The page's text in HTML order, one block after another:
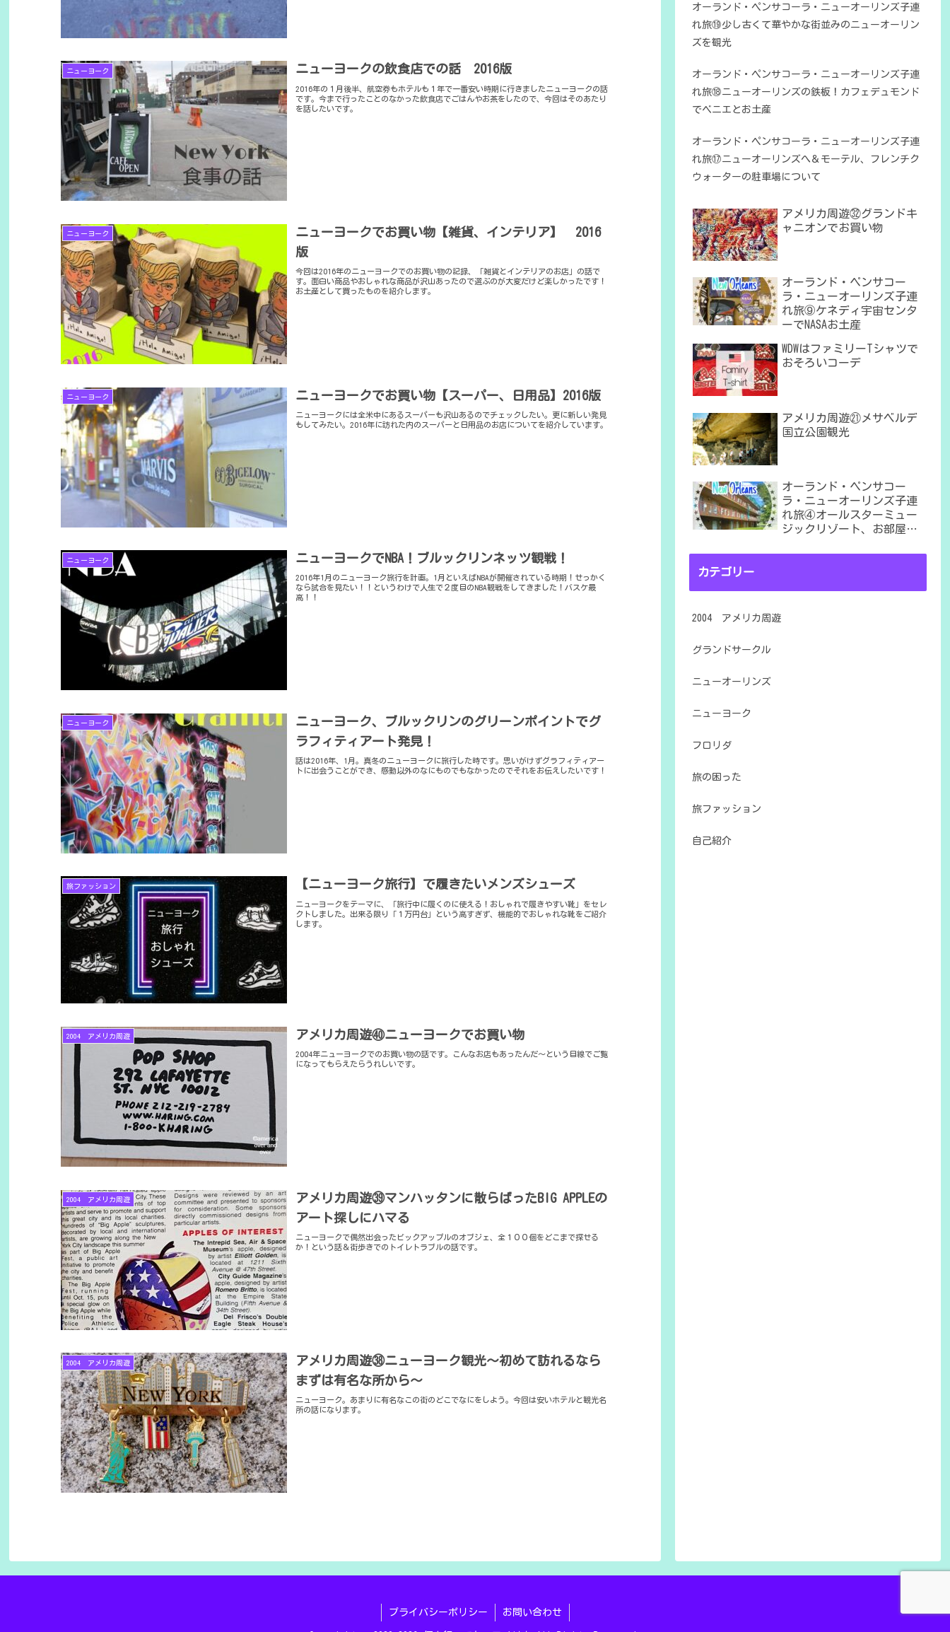
ニューヨーク ニューヨークの飲食店での話 2016版
2016年の１月後半、航空券もホテルも１年で一番安い時期に行きましたニューヨークの話
です。今まで行ったことのなかった飲食店でごはんやお茶をしたので、今回はそのあたり
を話したいです。
ニューヨーク
ニューヨークでお買い物【雑貨、インテリア】 2016
版
今回は2016年のニューヨークでのお買い物の記録、「雑貨とインテリアのお店」の話で
す。面白い商品やおしゃれな商品が沢山あったので選ぶのが大変だけど楽しかったです！
お土産として買ったものを紹介します。
ニューヨーク ニューヨークでお買い物【スーパー、日用品】2016版
ニューヨークには全米中にあるスーパーも沢山あるのでチェックしたい。更に新しい発見
もしてみたい。2016年に訪れた内のスーパーと日用品のお店についてを紹介しています。
ニューヨーク ニューヨークでNBA！ブルックリンネッツ観戦！
2016年1月のニューヨーク旅行を計画。1月といえばNBAが開催されている時期！せっかく
なら試合を見たい！！というわけで人生で２度目のNBA観戦をしてきました！バスケ最
高！！
ニューヨーク
ニューヨーク、ブルックリンのグリーンポイントでグ
ラフィティアート発見！
話は2016年、1月。真冬のニューヨークに旅行した時です。思いがけずグラフィティアー
トに出会うことができ、感動以外のなにものでもなかったのでそれをお伝えしたいです！
旅ファッション 【ニューヨーク旅行】で履きたいメンズシューズ
ニューヨークをテーマに、「旅行中に履くのに使える！おしゃれで履きやすい靴」をセレ
クトしました。出来る限り「１万円台」という高すぎず、機能的でおしゃれな靴をご紹介
します。
2004 アメリカ周遊 アメリカ周遊㊵ニューヨークでお買い物
2004年ニューヨークでのお買い物の話です。こんなお店もあったんだ～という目線でご覧
になってもらえたらうれしいです。
2004 アメリカ周遊
アメリカ周遊㊴マンハッタンに散らばったBIG APPLEの
アート探しにハマる
ニューヨークで偶然出会ったビックアップルのオブジェ、全１００個をどこまで探せる
か！という話＆街歩きでのトイレトラブルの話です。
2004 アメリカ周遊
アメリカ周遊㊳ニューヨーク観光～初めて訪れるなら
まずは有名な所から～
ニューヨーク。あまりに有名なこの街のどこでなにをしよう。今回は安いホテルと観光名
所の話になります。
オーランド・ペンサコーラ・ニューオーリンズ子連
れ旅⑲少し古くて華やかな街並みのニューオーリン
ズを観光
オーランド・ペンサコーラ・ニューオーリンズ子連
れ旅⑱ニューオーリンズの鉄板！カフェデュモンド
でベニエとお土産
オーランド・ペンサコーラ・ニューオーリンズ子連
れ旅⑰ニューオーリンズへ＆モーテル、フレンチク
ウォーターの駐車場について
アメリカ周遊㉜グランドキ
ャニオンでお買い物
オーランド・ペンサコー
ラ・ニューオーリンズ子連
れ旅⑨ケネディ宇宙センタ
ーでNASAお土産
WDWはファミリーTシャツで
おそろいコーデ
アメリカ周遊㉑メサベルデ
国立公園観光
オーランド・ペンサコー
ラ・ニューオーリンズ子連
れ旅④オールスターミュー
ジックリゾート、お部屋は
カテゴリー
2004 アメリカ周遊
グランドサークル
ニューオーリンズ
ニューヨーク
フロリダ
旅の困った
旅ファッション
自己紹介
プライバシーポリシー お問い合わせ